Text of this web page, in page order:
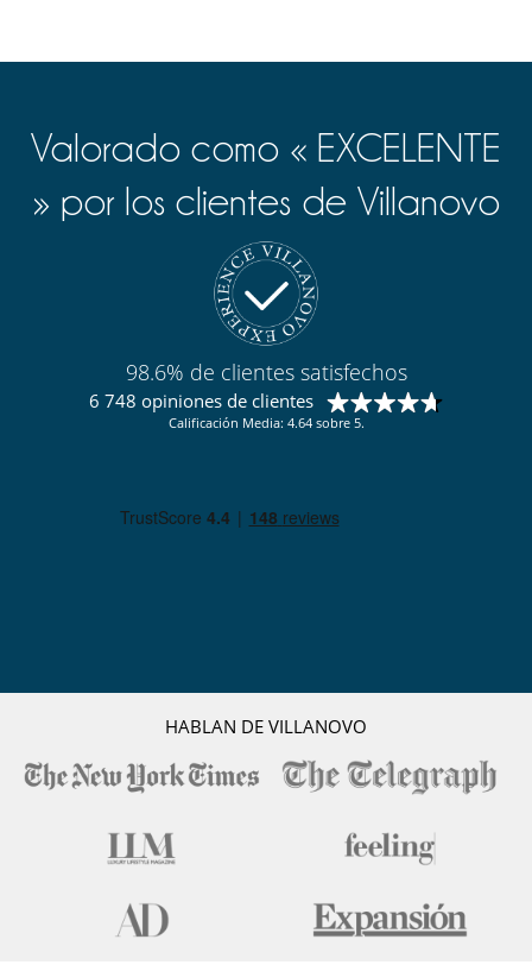
Valorado como « EXCELENTE
» por los clientes de Villanovo
98.6% de clientes satisfechos
6 748 opiniones de clientes
Calificación Media: 4.64 sobre 5.
HABLAN DE VILLANOVO